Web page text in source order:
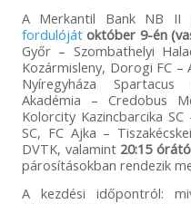
A Merkantil Bank NB II
fordulóját október 9-én
Győr – Szombathelyi
Kozármisleny, Dorogi FC –
Nyíregyháza Spartacus
Akadémia – Credobus
Kolorcity Kazincbarcika
SC, FC Ajka –
DVTK, valamint 20:15
párosításokban rendezik
A kezdési időpontról: